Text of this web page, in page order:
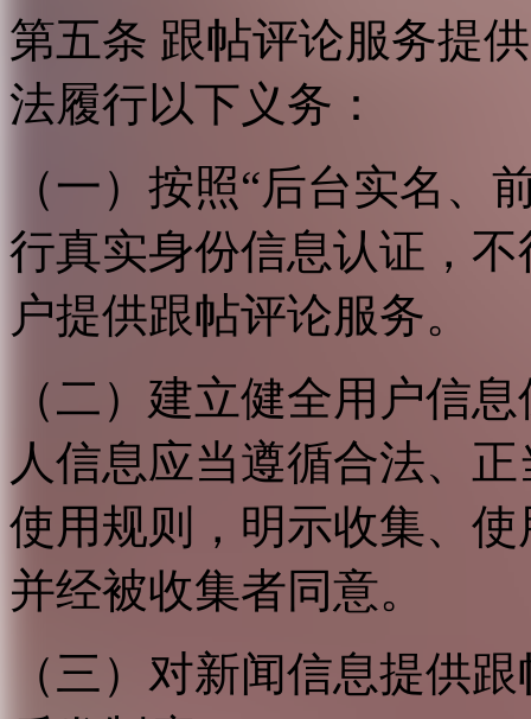
第五条 跟帖评论服务提
法履行以下义务：
（一）按照“后台实名、
行真实身份信息认证，
户提供跟帖评论服务。
（二）建立健全用户信
人信息应当遵循合法、
使用规则，明示收集、
并经被收集者同意。
（三）对新闻信息提供